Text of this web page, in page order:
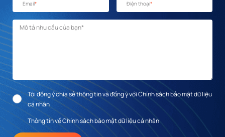
Email* Điện thoại*
Mô tả nhu cầu *
Tôi đồng ý chia sẻ thông tin và đồng ý với Chính sách bảo mật dữ liệu
cá nhân
Thông tin về Chính sách bảo mật dữ liệu cá nhân